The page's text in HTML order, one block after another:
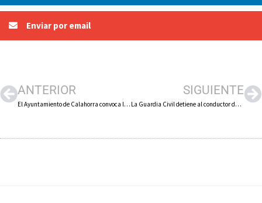
Enviar por email
ANTERIOR
El Ayuntamiento de Calahorra convoca la XI Muestra de Teatro aficionado
SIGUIENTE
La Guardia Civil detiene al conductor de un turismo tras intervenirle 860 euros en billetes falsos